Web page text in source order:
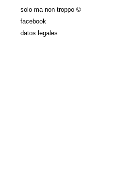
solo ma non troppo ©
facebook
datos legales